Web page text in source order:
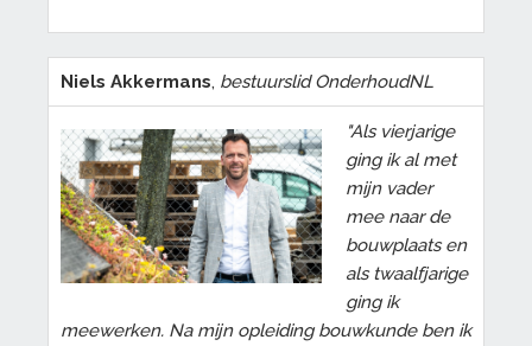
Niels Akkermans, bestuurslid OnderhoudNL
"Als vierjarige
ging ik al met
mijn vader
mee naar de
bouwplaats en
als twaalfjarige
ging ik
meewerken. Na mijn opleiding bouwkunde ben ik